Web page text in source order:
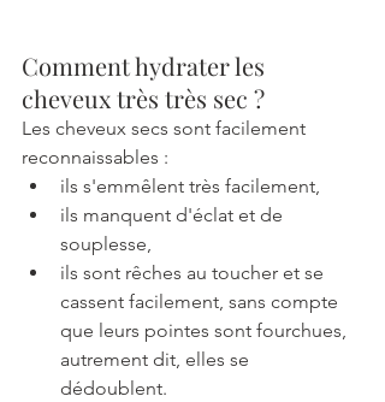
Comment hydrater les
cheveux très très sec ?
Les cheveux secs sont facilement
reconnaissables :
ils s'emmêlent très facilement,
ils manquent d'éclat et de
souplesse,
ils sont rêches au toucher et se
cassent facilement, sans compte
que leurs pointes sont fourchues,
autrement dit, elles se
dédoublent.